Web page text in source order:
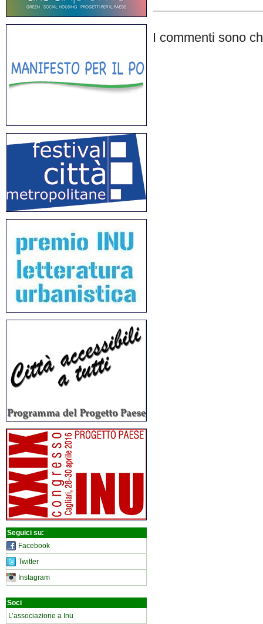
Seguici su:
Facebook
Twitter
Instagram
Soci
L’associazione a Inu
I commenti sono